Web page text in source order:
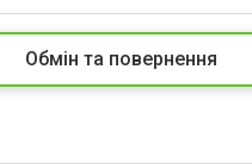
Обмін та повернення